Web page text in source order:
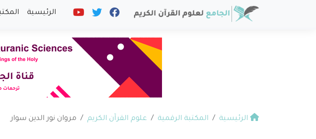
الرئيسية
الرئيسية المكتبة الرقمية علوم القرآن الكريم مروان نور الدين سوار